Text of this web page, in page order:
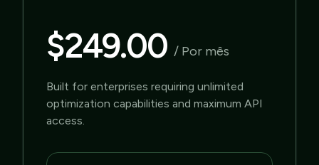
$249.00 / Por mês
Built for enterprises requiring unlimited
optimization capabilities and maximum API
access.